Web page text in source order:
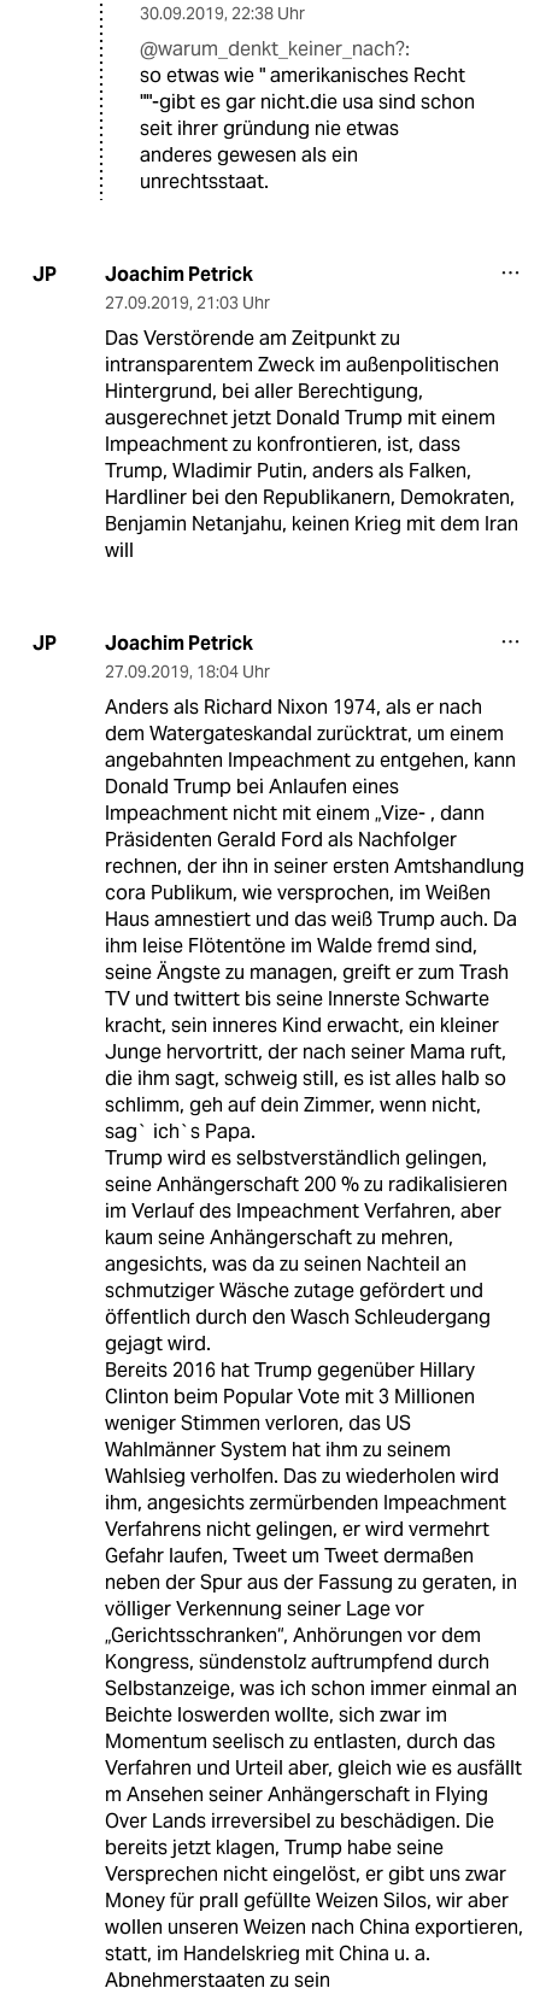
30.09.2019, 22:38 Uhr
@warum_denkt_keiner_nach?:
so etwas wie " amerikanisches Recht
""-gibt es gar nicht.die usa sind schon
seit ihrer gründung nie etwas
anderes gewesen als ein
unrechtsstaat.
JP Joachim Petrick
27.09.2019, 21:03 Uhr
Das Verstörende am Zeitpunkt zu
intransparentem Zweck im außenpolitischen
Hintergrund, bei aller Berechtigung,
ausgerechnet jetzt Donald Trump mit einem
Impeachment zu konfrontieren, ist, dass
Trump, Wladimir Putin, anders als Falken,
Hardliner bei den Republikanern, Demokraten,
Benjamin Netanjahu, keinen Krieg mit dem Iran
will
JP Joachim Petrick
27.09.2019, 18:04 Uhr
Anders als Richard Nixon 1974, als er nach
dem Watergateskandal zurücktrat, um einem
angebahnten Impeachment zu entgehen, kann
Donald Trump bei Anlaufen eines
Impeachment nicht mit einem „Vize- , dann
Präsidenten Gerald Ford als Nachfolger
rechnen, der ihn in seiner ersten Amtshandlung
cora Publikum, wie versprochen, im Weißen
Haus amnestiert und das weiß Trump auch. Da
ihm leise Flötentöne im Walde fremd sind,
seine Ängste zu managen, greift er zum Trash
TV und twittert bis seine Innerste Schwarte
kracht, sein inneres Kind erwacht, ein kleiner
Junge hervortritt, der nach seiner Mama ruft,
die ihm sagt, schweig still, es ist alles halb so
schlimm, geh auf dein Zimmer, wenn nicht,
sag` ich`s Papa.
Trump wird es selbstverständlich gelingen,
seine Anhängerschaft 200 % zu radikalisieren
im Verlauf des Impeachment Verfahren, aber
kaum seine Anhängerschaft zu mehren,
angesichts, was da zu seinen Nachteil an
schmutziger Wäsche zutage gefördert und
öffentlich durch den Wasch Schleudergang
gejagt wird.
Bereits 2016 hat Trump gegenüber Hillary
Clinton beim Popular Vote mit 3 Millionen
weniger Stimmen verloren, das US
Wahlmänner System hat ihm zu seinem
Wahlsieg verholfen. Das zu wiederholen wird
ihm, angesichts zermürbenden Impeachment
Verfahrens nicht gelingen, er wird vermehrt
Gefahr laufen, Tweet um Tweet dermaßen
neben der Spur aus der Fassung zu geraten, in
völliger Verkennung seiner Lage vor
„Gerichtsschranken“, Anhörungen vor dem
Kongress, sündenstolz auftrumpfend durch
Selbstanzeige, was ich schon immer einmal an
Beichte loswerden wollte, sich zwar im
Momentum seelisch zu entlasten, durch das
Verfahren und Urteil aber, gleich wie es ausfällt
m Ansehen seiner Anhängerschaft in Flying
Over Lands irreversibel zu beschädigen. Die
bereits jetzt klagen, Trump habe seine
Versprechen nicht eingelöst, er gibt uns zwar
Money für prall gefüllte Weizen Silos, wir aber
wollen unseren Weizen nach China exportieren,
statt, im Handelskrieg mit China u. a.
Abnehmerstaaten zu sein